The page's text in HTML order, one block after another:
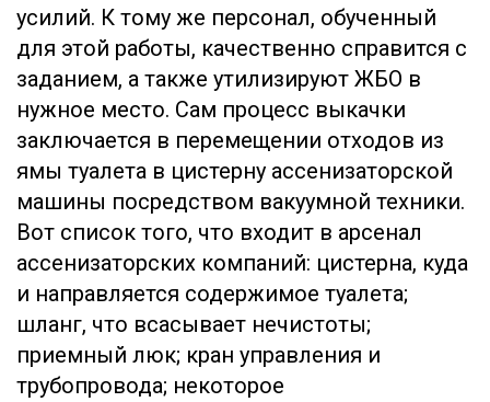
усилий. К тому же персонал, обученный
для этой работы, качественно справится с
заданием, а также утилизируют ЖБО в
нужное место. Сам процесс выкачки
заключается в перемещении отходов из
ямы туалета в цистерну ассенизаторской
машины посредством вакуумной техники.
Вот список того, что входит в арсенал
ассенизаторских компаний: цистерна, куда
и направляется содержимое туалета;
шланг, что всасывает нечистоты;
приемный люк; кран управления и
трубопровода; некоторое